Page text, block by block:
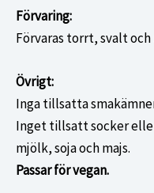
Förvaring:
Förvaras torrt, svalt
Övrigt:
Inga tillsatta
Inget tillsatt socker
mjölk, soja och majs.
Passar för vegan.